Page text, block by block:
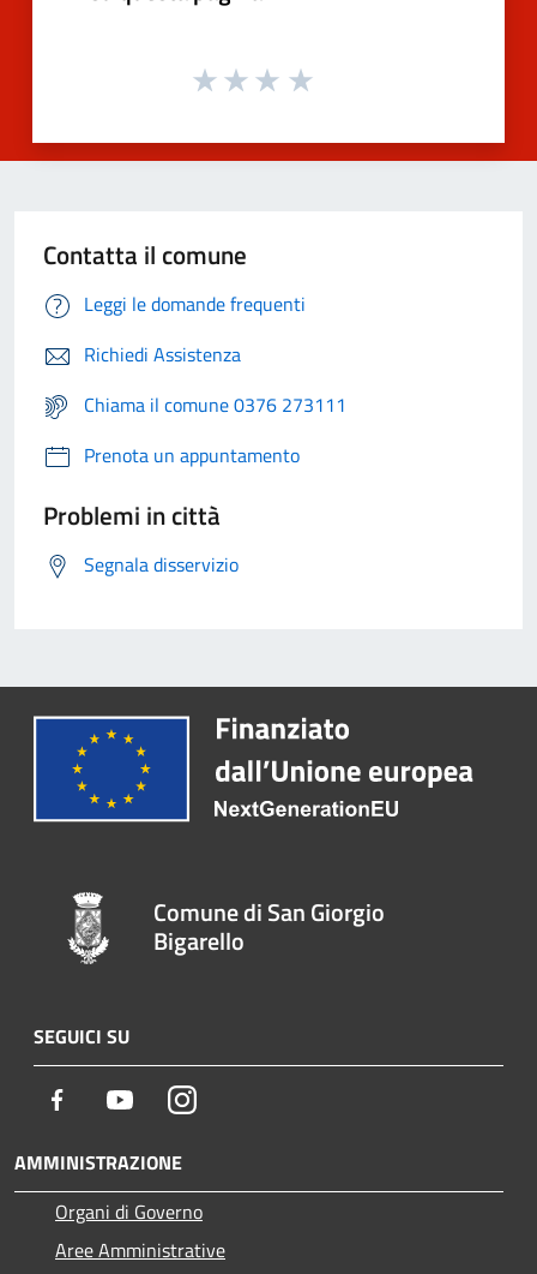
Contatta il comune
Leggi le domande frequenti
Richiedi Assistenza
Chiama il comune 0376 273111
Prenota un appuntamento
Problemi in città
Segnala disservizio
Comune di San Giorgio
Bigarello
SEGUICI SU
Facebook YoutubeInstagram
AMMINISTRAZIONE
Organi di Governo
Aree Amministrative